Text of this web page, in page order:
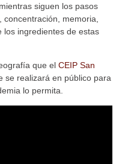
siguen los pasos
memoria,
ingredientes de estas
que el CEIP San
se realizará en público para
lo permita.